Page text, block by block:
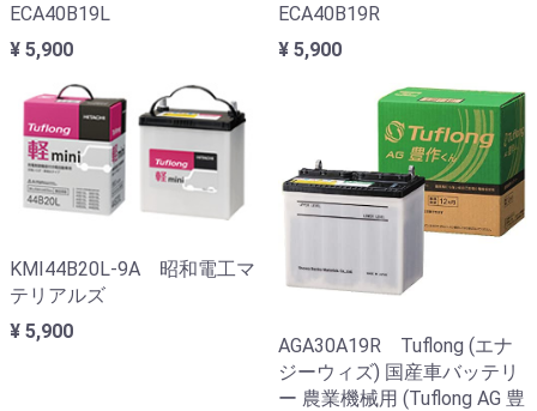
ECA40B19L
¥ 5,900
ECA40B19R
¥ 5,900
KMI44B20L-9A 昭和電工マ
テリアルズ
¥ 5,900
AGA30A19R Tuflong (エナ
ジーウィズ) 国産車バッテリ
ー 農業機械用 (Tuflong AG 豊